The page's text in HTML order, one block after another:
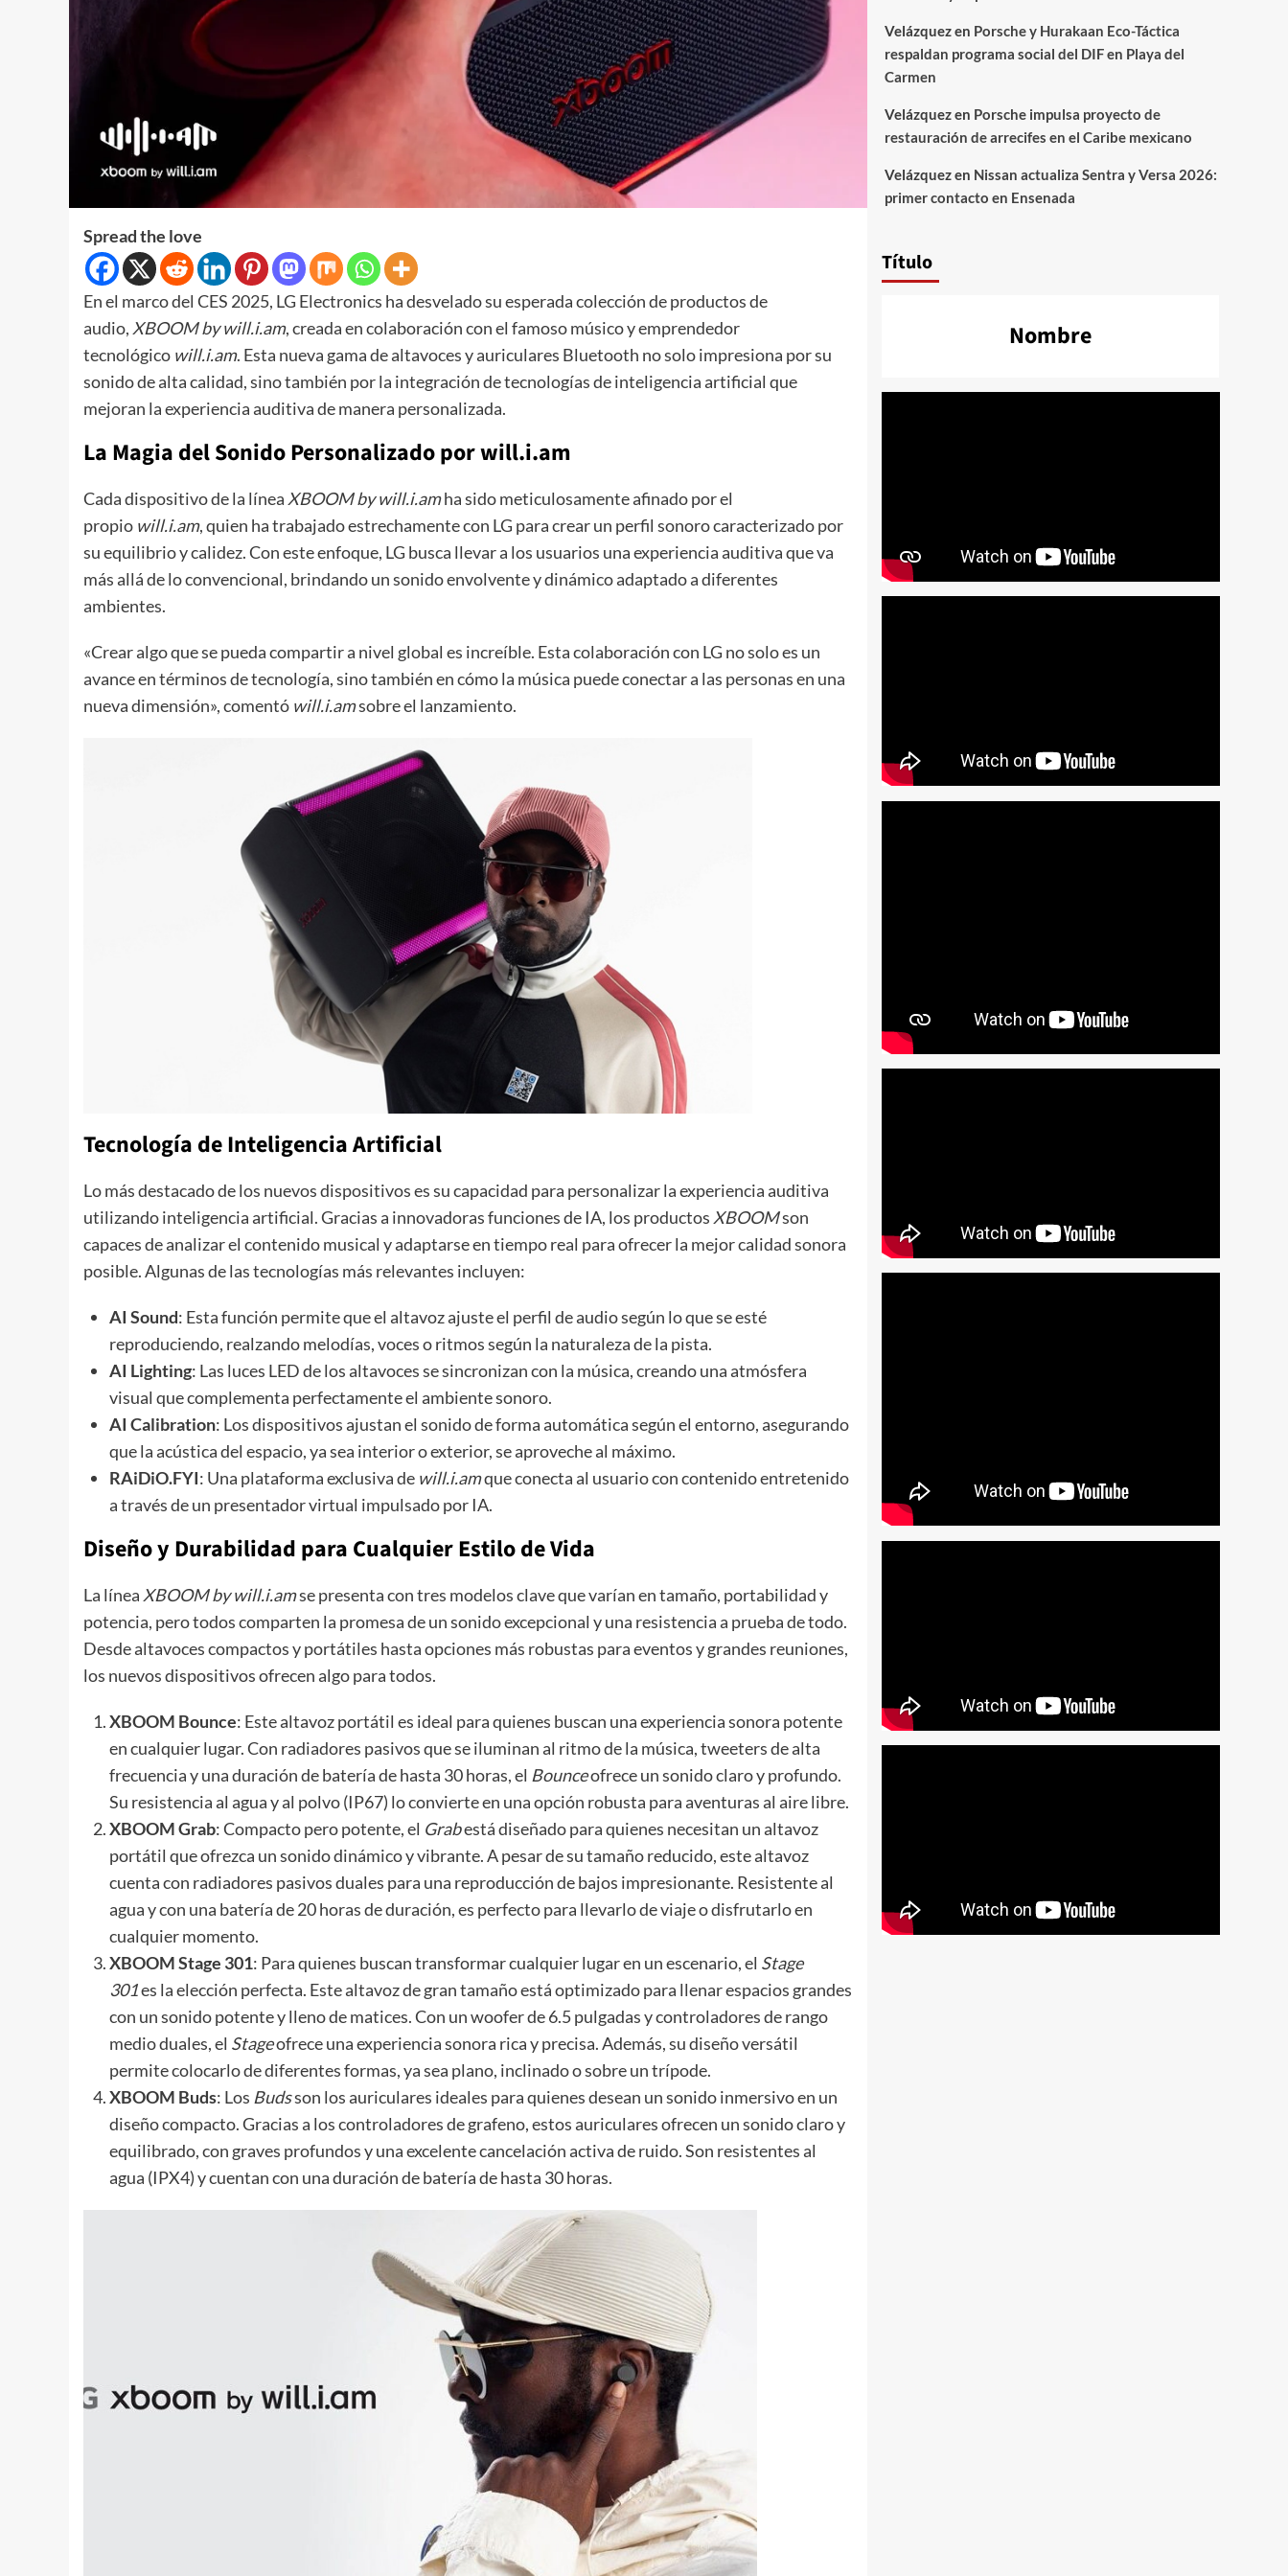
Spread the love
En el marco del CES 2025, LG Electronics ha desvelado su esperada colección de productos de
audio, XBOOM by will.i.am, creada en colaboración con el famoso músico y emprendedor
tecnológico will.i.am. Esta nueva gama de altavoces y auriculares Bluetooth no solo impresiona por su
sonido de alta calidad, sino también por la integración de tecnologías de inteligencia artificial que
mejoran la experiencia auditiva de manera personalizada.
La Magia del Sonido Personalizado por will.i.am
Cada dispositivo de la línea XBOOM by will.i.amha sido meticulosamente afinado por el
propio will.i.am, quien ha trabajado estrechamente con LG para crear un perfil sonoro caracterizado por
su equilibrio y calidez. Con este enfoque, LG busca llevar a los usuarios una experiencia auditiva que va
más allá de lo convencional, brindando un sonido envolvente y dinámico adaptado a diferentes
ambientes.
«Crear algo que se pueda compartir a nivel global es increíble. Esta colaboración con LG no solo es un
avance en términos de tecnología, sino también en cómo la música puede conectar a las personas en una
nueva dimensión», comentó will.i.amsobre el lanzamiento.
Tecnología de Inteligencia Artificial
Lo más destacado de los nuevos dispositivos es su capacidad para personalizar la experiencia auditiva
utilizando inteligencia artificial. Gracias a innovadoras funciones de IA, los productos XBOOMson
capaces de analizar el contenido musical y adaptarse en tiempo real para ofrecer la mejor calidad sonora
posible. Algunas de las tecnologías más relevantes incluyen:
AI Sound: Esta función permite que el altavoz ajuste el perfil de audio según lo que se esté
reproduciendo, realzando melodías, voces o ritmos según la naturaleza de la pista.
AI Lighting: Las luces LED de los altavoces se sincronizan con la música, creando una atmósfera
visual que complementa perfectamente el ambiente sonoro.
AI Calibration: Los dispositivos ajustan el sonido de forma automática según el entorno, asegurando
que la acústica del espacio, ya sea interior o exterior, se aproveche al máximo.
RAiDiO.FYI: Una plataforma exclusiva de will.i.amque conecta al usuario con contenido entretenido
a través de un presentador virtual impulsado por IA.
Diseño y Durabilidad para Cualquier Estilo de Vida
La línea XBOOM by will.i.amse presenta con tres modelos clave que varían en tamaño, portabilidad y
potencia, pero todos comparten la promesa de un sonido excepcional y una resistencia a prueba de todo.
Desde altavoces compactos y portátiles hasta opciones más robustas para eventos y grandes reuniones,
los nuevos dispositivos ofrecen algo para todos.
XBOOM Bounce: Este altavoz portátil es ideal para quienes buscan una experiencia sonora potente
en cualquier lugar. Con radiadores pasivos que se iluminan al ritmo de la música, tweeters de alta
frecuencia y una duración de batería de hasta 30 horas, el Bounceofrece un sonido claro y profundo.
Su resistencia al agua y al polvo (IP67) lo convierte en una opción robusta para aventuras al aire libre.
XBOOM Grab: Compacto pero potente, el Grabestá diseñado para quienes necesitan un altavoz
portátil que ofrezca un sonido dinámico y vibrante. A pesar de su tamaño reducido, este altavoz
cuenta con radiadores pasivos duales para una reproducción de bajos impresionante. Resistente al
agua y con una batería de 20 horas de duración, es perfecto para llevarlo de viaje o disfrutarlo en
cualquier momento.
XBOOM Stage 301: Para quienes buscan transformar cualquier lugar en un escenario, el Stage
301es la elección perfecta. Este altavoz de gran tamaño está optimizado para llenar espacios grandes
con un sonido potente y lleno de matices. Con un woofer de 6.5 pulgadas y controladores de rango
medio duales, el Stageofrece una experiencia sonora rica y precisa. Además, su diseño versátil
permite colocarlo de diferentes formas, ya sea plano, inclinado o sobre un trípode.
XBOOM Buds: Los Budsson los auriculares ideales para quienes desean un sonido inmersivo en un
diseño compacto. Gracias a los controladores de grafeno, estos auriculares ofrecen un sonido claro y
equilibrado, con graves profundos y una excelente cancelación activa de ruido. Son resistentes al
agua (IPX4) y cuentan con una duración de batería de hasta 30 horas.
Velázquezen Porsche y Hurakaan Eco-Táctica
respaldan programa social del DIF en Playa del
Carmen
Velázquezen Porsche impulsa proyecto de
restauración de arrecifes en el Caribe mexicano
Velázquezen Nissan actualiza Sentra y Versa 2026:
primer contacto en Ensenada
Título
Nombre